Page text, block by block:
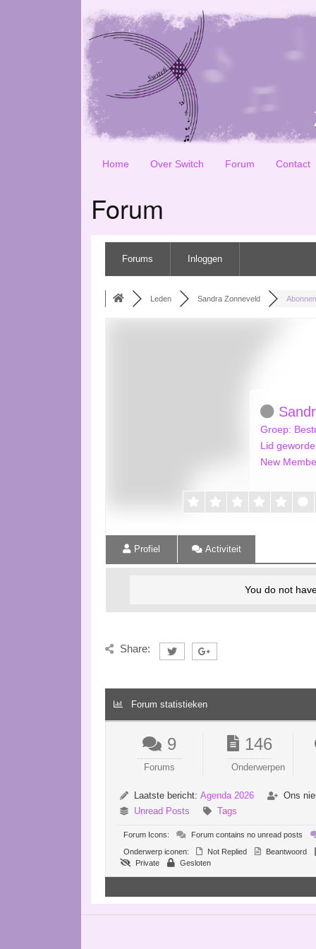
Home Over Switch Forum Contact
Forum
Forums Inloggen
Leden Sandra Zonneveld
Groep:
Lid
New
Profiel Activiteit
You do not
Share:
Forum statistieken
9
Forums
146
Onderwerpen
Laatste bericht: Agenda 2026
Ons
Unread Posts
Tags
Forum Icons:
Forum contains no unread posts
Onderwerp iconen:
Not Replied
Beantwoord
Private
Gesloten